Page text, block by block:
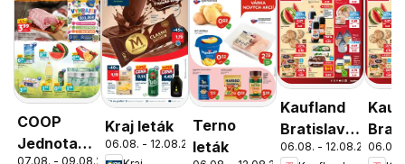
COOP
Jednota
07.08. - 09.08.2026
Kraj leták
06.08. - 12.08.2026
Terno
leták
Kaufland
Bratislava-
Patrónka
06.08. - 12.08.2026Nové
06.08.